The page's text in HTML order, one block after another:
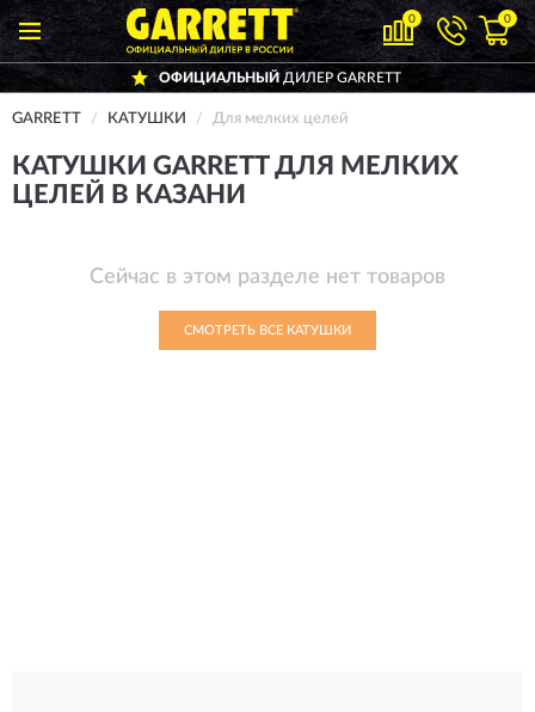
0 0
ОФИЦИАЛЬНЫЙДИЛЕР GARRETT
GARRETT КАТУШКИ Для мелких целей
КАТУШКИ GARRETT ДЛЯ МЕЛКИХ
ЦЕЛЕЙ В КАЗАНИ
Сейчас в этом разделе нет товаров
СМОТРЕТЬ ВСЕ КАТУШКИ